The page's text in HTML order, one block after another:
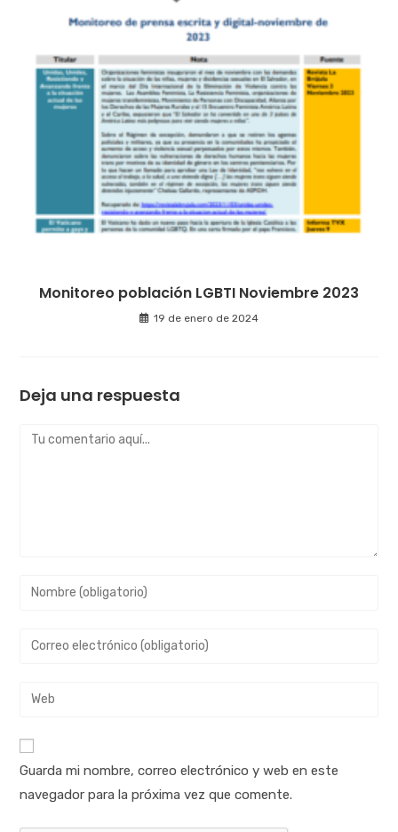
Monitoreo población LGBTI Noviembre 2023
19 de enero de 2024
Deja una respuesta
Guarda mi nombre, correo electrónico y web en este
navegador para la próxima vez que comente.